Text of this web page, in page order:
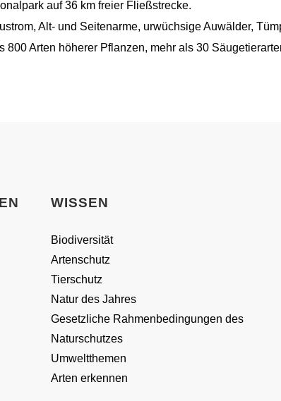
auf 36 km freier Fließstrecke.
Alt- und Seitenarme, urwüchsige Auwälder,
800 Arten höherer Pflanzen, mehr als 30
WISSEN
Biodiversität
Artenschutz
Tierschutz
Natur des Jahres
Gesetzliche Rahmenbedingungen des
Naturschutzes
Umweltthemen
Arten erkennen